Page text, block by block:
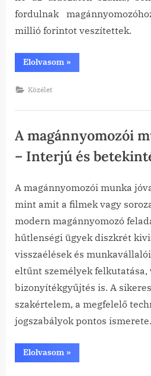
fordulnak
millió forintot veszítettek.
Elolvasom “Online
társkereső
»
Közélet
A magánnyomozói
– Interjú és
Posted
on
2026-
06-08
By
tanai
A magánnyomozói munka
mint amit a filmek vagy
modern magánnyomozó
hűtlenségi ügyek diszkrét
visszaélések és
eltűnt személyek felkutatása,
bizonyítékgyűjtés is. A
szakértelem, a megfelelő
jogszabályok pontos ismerete.
Elolvasom “A
»